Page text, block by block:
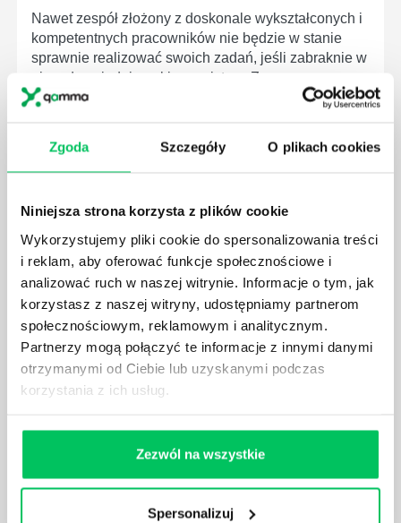
Zgoda Szczegóły O plikach cookies
Niniejsza strona korzysta z plików cookie
Wykorzystujemy pliki cookie do spersonalizowania treści
i reklam, aby oferować funkcje społecznościowe i
analizować ruch w naszej witrynie. Informacje o tym, jak
korzystasz z naszej witryny, udostępniamy partnerom
społecznościowym, reklamowym i analitycznym.
Partnerzy mogą połączyć te informacje z innymi danymi
otrzymanymi od Ciebie lub uzyskanymi podczas
korzystania z ich usług.
Zezwól na wszystkie
Spersonalizuj
Nawet zespół złożony z doskonale wykształconych i
kompetentnych pracowników nie będzie w stanie
sprawnie realizować swoich zadań, jeśli zabraknie w
nim odpowiedniego kierownictwa. Zawsze
niezbędna jest osoba nadzorująca wszystkie
JAK BRYGADZISTA MOŻE ROZWINĄĆ SWOJE
KOMPETENCJE MENEDŻERSKIE?
Menedżer to niezwykle ważne stanowisko w każdej
firmie. Osoba je pełniąca jest w pełni odpowiedzialna
za realizację działań podległych mu osób oraz
działu.
JAKĄ METODĘ ZARZĄDZANIA POWINIEN ZNAĆ
KAŻDY MENEDŻER?
Istnieje wiele metod zarządzania, które mogą okazać